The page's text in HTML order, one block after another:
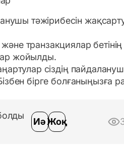
тәжірибесін
және транзакциялар
жойылды.
сіздің
бірге болғаныңызға
ИәЖоқ